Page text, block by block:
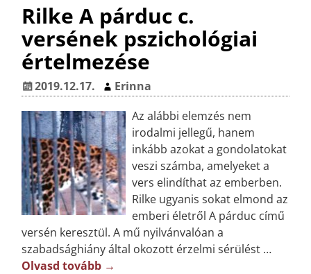
Rilke A párduc c.
versének pszichológiai
értelmezése
2019.12.17.
Erinna
Az alábbi elemzés nem
irodalmi jellegű, hanem
inkább azokat a gondolatokat
veszi számba, amelyeket a
vers elindíthat az emberben.
Rilke ugyanis sokat elmond az
emberi életről A párduc című
versén keresztül. A mű nyilvánvalóan a
szabadsághiány által okozott érzelmi sérülést …
Olvasd tovább →